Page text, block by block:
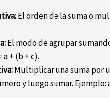
El orden de la suma o
El modo de agrupar
a + (b + c).
Multiplicar una suma por
y luego sumar. Ejemplo: